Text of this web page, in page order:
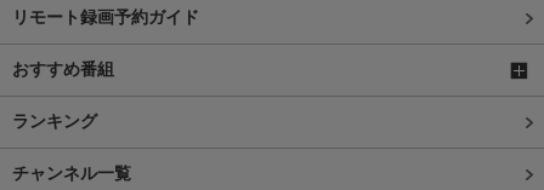
リモート録画予約ガイド
おすすめ番組
ランキング
チャンネル一覧